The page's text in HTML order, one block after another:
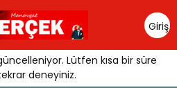
Giriş
Yap
Lütfen kısa bir süre
deneyiniz.